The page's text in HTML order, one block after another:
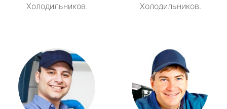
Холодильников.
Холодильников.